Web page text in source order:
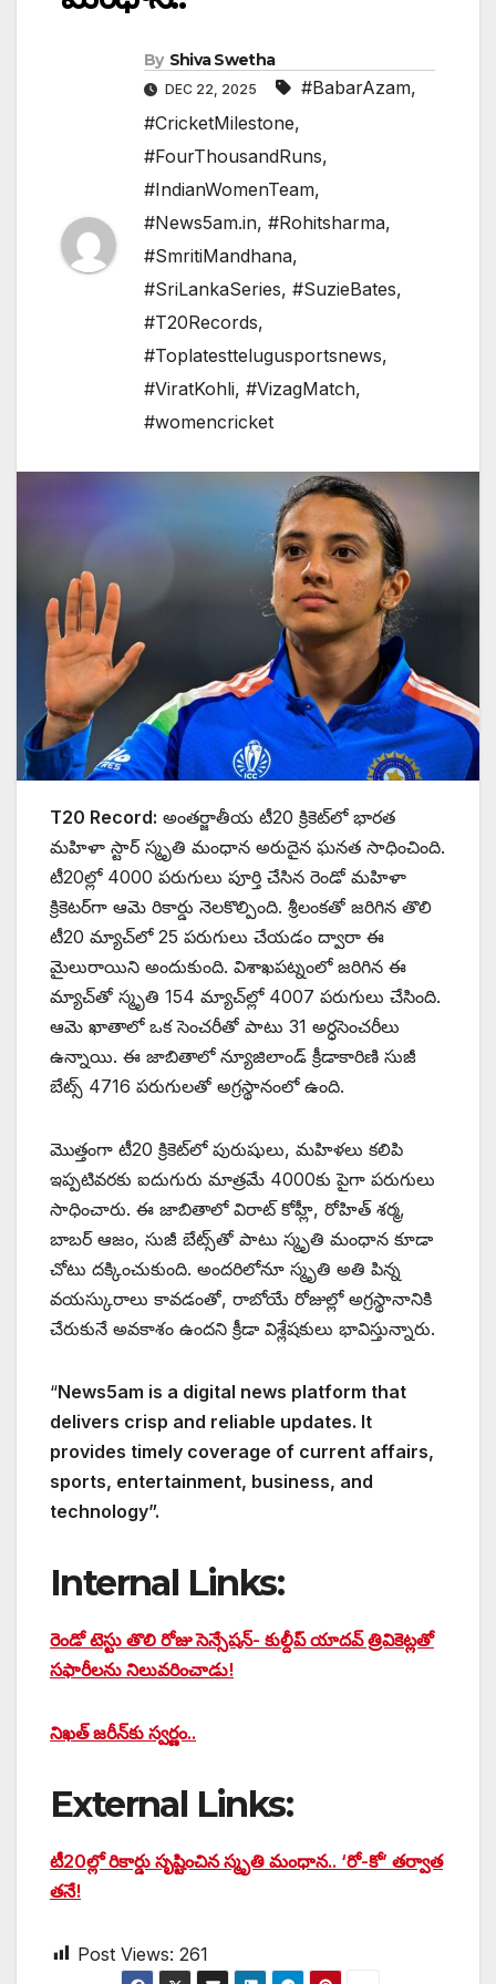
By Shiva Swetha
DEC 22, 2025 #BabarAzam,
#CricketMilestone,
#FourThousandRuns,
#IndianWomenTeam,
#News5am.in, #Rohitsharma,
#SmritiMandhana,
#SriLankaSeries, #SuzieBates,
#T20Records,
#Toplatesttelugusportsnews,
#ViratKohli, #VizagMatch,
#womencricket
T20 Record: అంతర్జాతీయ టీ20 క్రికెట్‌లో భారత
మహిళా స్టార్ స్మృతి మంధాన అరుదైన ఘనత సాధించింది.
టీ20ల్లో 4000 పరుగులు పూర్తి చేసిన రెండో మహిళా
క్రికెటర్‌గా ఆమె రికార్డు నెలకొల్పింది. శ్రీలంకతో జరిగిన తొలి
టీ20 మ్యాచ్‌లో 25 పరుగులు చేయడం ద్వారా ఈ
మైలురాయిని అందుకుంది. విశాఖపట్నంలో జరిగిన ఈ
మ్యాచ్‌తో స్మృతి 154 మ్యాచ్‌ల్లో 4007 పరుగులు చేసింది.
ఆమె ఖాతాలో ఒక సెంచరీతో పాటు 31 అర్ధసెంచరీలు
ఉన్నాయి. ఈ జాబితాలో న్యూజిలాండ్ క్రీడాకారిణి సుజీ
బేట్స్ 4716 పరుగులతో అగ్రస్థానంలో ఉంది.
మొత్తంగా టీ20 క్రికెట్‌లో పురుషులు, మహిళలు కలిపి
ఇప్పటివరకు ఐదుగురు మాత్రమే 4000కు పైగా పరుగులు
సాధించారు. ఈ జాబితాలో విరాట్ కోహ్లీ, రోహిత్ శర్మ,
బాబర్ ఆజం, సుజీ బేట్స్‌తో పాటు స్మృతి మంధాన కూడా
చోటు దక్కించుకుంది. అందరిలోనూ స్మృతి అతి పిన్న
వయస్కురాలు కావడంతో, రాబోయే రోజుల్లో అగ్రస్థానానికి
చేరుకునే అవకాశం ఉందని క్రీడా విశ్లేషకులు భావిస్తున్నారు.
“News5am is a digital news platform that
delivers crisp and reliable updates. It
provides timely coverage of current affairs,
sports, entertainment, business, and
technology”.
Internal Links:
రెండో టెస్టు తొలి రోజు సెన్సేషన్- కుల్దీప్ యాదవ్ త్రివికెట్లతో
సఫారీలను నిలువరించాడు!
నిఖత్ జరీన్‌కు స్వర్ణం..
External Links:
టీ20ల్లో రికార్డు సృష్టించిన స్మృతి మంధాన‌.. ‘రో-కో’ త‌ర్వాత
తనే!
Post Views: 261